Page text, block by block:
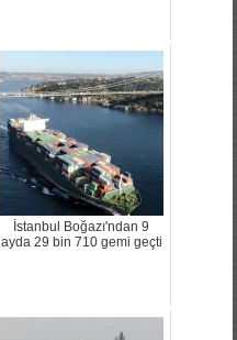
İstanbul Boğazı'ndan 9
ayda 29 bin 710 gemi geçti